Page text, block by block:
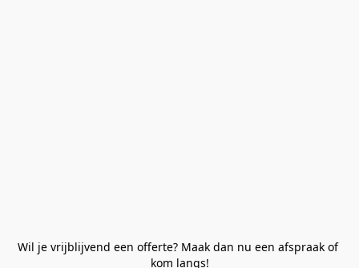
Wil je vrijblijvend een offerte? Maak dan nu een afspraak of
kom langs!